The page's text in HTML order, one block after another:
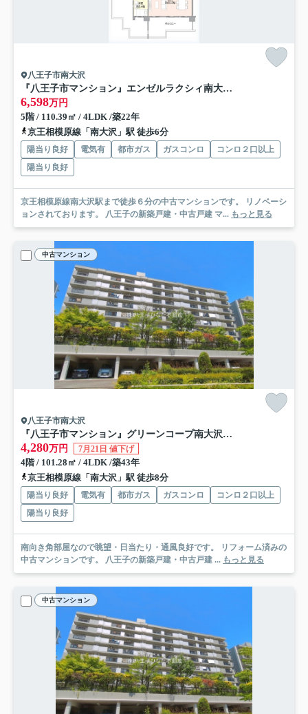
八王子市南大沢
『八王子市マンション』エンゼルラクシィ南大沢【仲介手数料無料】 八王子市南大沢1-9-1
6,598万円
5階 / 110.39㎡ / 4LDK /築22年
京王相模原線「南大沢」駅 徒歩6分
陽当り良好 電気有 都市ガス ガスコンロ
コンロ２口以上
陽当り良好
京王相模原線南大沢駅まで徒歩６分の中古マンションです。 リノベーシ
ョンされております。 八王子の新築戸建・中古戸建 マ... もっと見る
中古マンション
八王子市南大沢
『八王子市マンション』グリーンコープ南大沢【仲介手数料無料】 八王子市南大沢3-2-5
4,280万円 7月21日 値下げ
4階 / 101.28㎡ / 4LDK /築43年
京王相模原線「南大沢」駅 徒歩8分
陽当り良好 電気有 都市ガス ガスコンロ
コンロ２口以上
陽当り良好
南向き角部屋なので眺望・日当たり・通風良好です。 リフォーム済みの
中古マンションです。 八王子の新築戸建・中古戸建 ... もっと見る
中古マンション